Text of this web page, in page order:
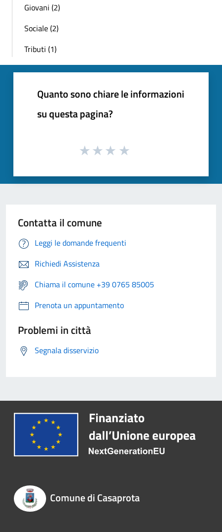
Giovani (2)
Sociale (2)
Tributi (1)
Quanto sono chiare le informazioni
su questa pagina?
Contatta il comune
Leggi le domande frequenti
Richiedi Assistenza
Chiama il comune +39 0765 85005
Prenota un appuntamento
Problemi in città
Segnala disservizio
Comune di Casaprota